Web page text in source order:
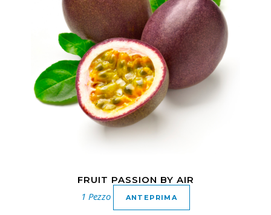
FRUIT PASSION BY AIR
1 Pezzo ANTEPRIMA